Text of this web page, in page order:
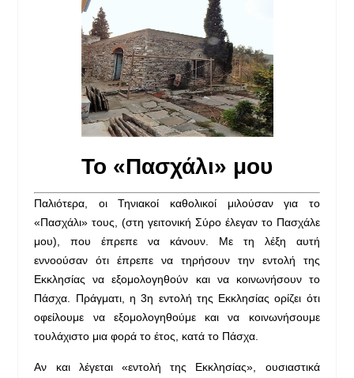
Το «Πασχάλι» μου
Παλιότερα, οι Τηνιακοί καθολικοί μιλούσαν για το
«Πασχάλι» τους, (στη γειτονική Σύρο έλεγαν το Πασχάλε
μου), που έπρεπε να κάνουν. Με τη λέξη αυτή
εννοούσαν ότι έπρεπε να τηρήσουν την εντολή της
Εκκλησίας να εξομολογηθούν και να κοινωνήσουν το
Πάσχα. Πράγματι, η 3η εντολή της Εκκλησίας ορίζει ότι
οφείλουμε να εξομολογηθούμε και να κοινωνήσουμε
τουλάχιστο μια φορά το έτος, κατά το Πάσχα.
Αν και λέγεται «εντολή της Εκκλησίας», ουσιαστικά